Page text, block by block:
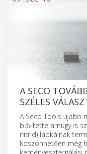
A SECO
SZÉLES
A Seco Tools újabb
bővítette amúgy is
nitrid) lapkáinak
köszönhetően még